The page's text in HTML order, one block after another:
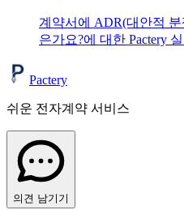
계약서에 ADR(대안적
은가요?에 대한 Pactery
Pactery
쉬운 전자계약 서비스
의견 남기기